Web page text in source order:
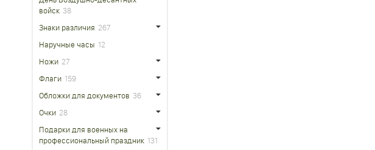
войск 38
Знаки различия 267
Наручные часы 12
Ножи 27
Флаги 159
Обложки для документов 36
Очки 28
Подарки для военных на
профессиональный праздник 131